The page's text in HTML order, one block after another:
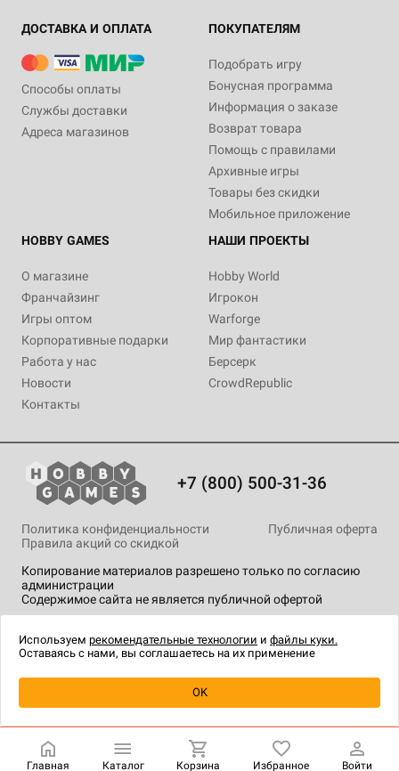
Уведомить о наличии
ДОСТАВКА И ОПЛАТА
Способы оплаты
Службы доставки
Адреса магазинов
ПОКУПАТЕЛЯМ
Подобрать игру
Бонусная программа
Информация о заказе
Возврат товара
Помощь с правилами
Архивные игры
Товары без скидки
Мобильное приложение
HOBBY GAMES
О магазине
Франчайзинг
Игры оптом
Корпоративные подарки
Работа у нас
Новости
Контакты
НАШИ ПРОЕКТЫ
Hobby World
Игрокон
Warforge
Мир фантастики
Берсерк
CrowdRepublic
+7 (800) 500-31-36
Копирование материалов разрешено только по согласию
администрации
Содержимое сайта не является публичной офертой
Политика конфиденциальности
Публичная оферта
Правила акций со скидкой
технологии.
Главная Каталог Корзина Избранное Войти
Используем рекомендательные технологии и файлы куки.
Оставаясь с нами, вы соглашаетесь на их применение
OK